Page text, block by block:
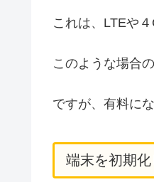
これは、LTEや
このような場合
ですが、有料に
端末を初期